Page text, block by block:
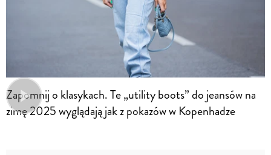
Zapomnij o klasykach. Te „utility boots” do jeansów na
zimę 2025 wyglądają jak z pokazów w Kopenhadze